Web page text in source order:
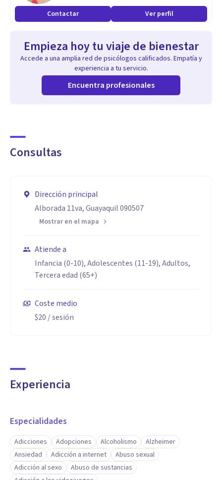
Contactar Ver perfil
Empieza hoy tu viaje de bienestar
Accede a una amplia red de psicólogos calificados. Empatía y
experiencia a tu servicio.
Encuentra profesionales
Consultas
Dirección principal
Alborada 11va, Guayaquil 090507
Mostrar en el mapa
Atiende a
Infancia (0-10), Adolescentes (11-19), Adultos,
Tercera edad (65+)
Coste medio
$20 / sesión
Experiencia
Especialidades
Adicciones Adopciones Alcoholismo
Alzheimer
Ansiedad
Adicción a internet
Abuso sexual
Adicción al sexo
Abuso de sustancias